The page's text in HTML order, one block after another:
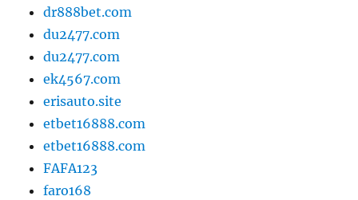
dr888bet.com
du2477.com
du2477.com
ek4567.com
erisauto.site
etbet16888.com
etbet16888.com
FAFA123
faro168